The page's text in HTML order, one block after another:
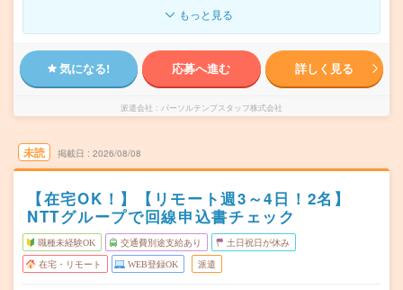
もっと見る
気になる! 応募へ進む 詳しく見る
派遣会社 パーソルテンプスタッフ株式会社
未読 掲載日 2026/08/08
【在宅OK！】【リモート週3～4日！2名】
NTTグループで回線申込書チェック
職種未経験OK 交通費別途支給あり 土日祝日が休み
在宅・リモート WEB登録OK 派遣